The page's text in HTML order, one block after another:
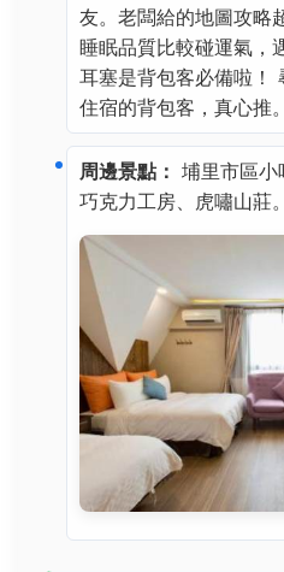
友。老闆給的地圖攻略
睡眠品質比較碰運氣，
耳塞是背包客必備啦！
住宿的背包客，真心推。
周邊景點： 埔里市區
巧克力工房、虎嘯山莊。